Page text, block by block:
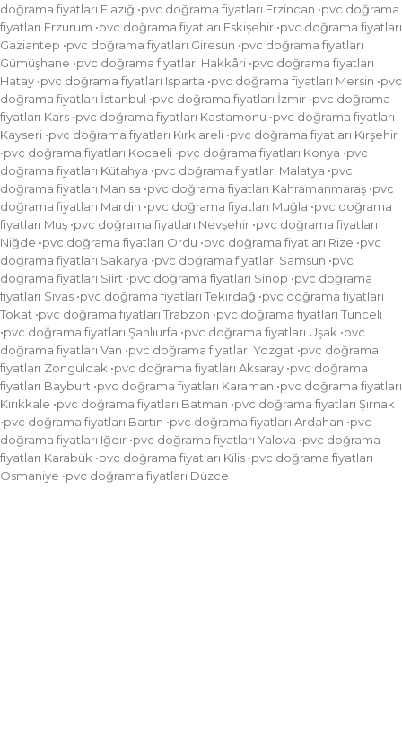
doğrama fiyatları Elazığ •pvc doğrama fiyatları Erzincan •pvc doğrama
fiyatları Erzurum •pvc doğrama fiyatları Eskişehir •pvc doğrama fiyatları
Gaziantep •pvc doğrama fiyatları Giresun •pvc doğrama fiyatları
Gümüşhane •pvc doğrama fiyatları Hakkâri •pvc doğrama fiyatları
Hatay •pvc doğrama fiyatları Isparta •pvc doğrama fiyatları Mersin •pvc
doğrama fiyatları İstanbul •pvc doğrama fiyatları İzmir •pvc doğrama
fiyatları Kars •pvc doğrama fiyatları Kastamonu •pvc doğrama fiyatları
Kayseri •pvc doğrama fiyatları Kırklareli •pvc doğrama fiyatları Kırşehir
•pvc doğrama fiyatları Kocaeli •pvc doğrama fiyatları Konya •pvc
doğrama fiyatları Kütahya •pvc doğrama fiyatları Malatya •pvc
doğrama fiyatları Manisa •pvc doğrama fiyatları Kahramanmaraş •pvc
doğrama fiyatları Mardin •pvc doğrama fiyatları Muğla •pvc doğrama
fiyatları Muş •pvc doğrama fiyatları Nevşehir •pvc doğrama fiyatları
Niğde •pvc doğrama fiyatları Ordu •pvc doğrama fiyatları Rize •pvc
doğrama fiyatları Sakarya •pvc doğrama fiyatları Samsun •pvc
doğrama fiyatları Siirt •pvc doğrama fiyatları Sinop •pvc doğrama
fiyatları Sivas •pvc doğrama fiyatları Tekirdağ •pvc doğrama fiyatları
Tokat •pvc doğrama fiyatları Trabzon •pvc doğrama fiyatları Tunceli
•pvc doğrama fiyatları Şanlıurfa •pvc doğrama fiyatları Uşak •pvc
doğrama fiyatları Van •pvc doğrama fiyatları Yozgat •pvc doğrama
fiyatları Zonguldak •pvc doğrama fiyatları Aksaray •pvc doğrama
fiyatları Bayburt •pvc doğrama fiyatları Karaman •pvc doğrama fiyatları
Kırıkkale •pvc doğrama fiyatları Batman •pvc doğrama fiyatları Şırnak
•pvc doğrama fiyatları Bartın •pvc doğrama fiyatları Ardahan •pvc
doğrama fiyatları Iğdır •pvc doğrama fiyatları Yalova •pvc doğrama
fiyatları Karabük •pvc doğrama fiyatları Kilis •pvc doğrama fiyatları
Osmaniye •pvc doğrama fiyatları Düzce